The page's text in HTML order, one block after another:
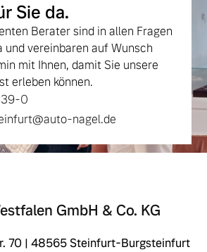
Sie da.
Berater sind in allen Fragen
und vereinbaren auf Wunsch
mit Ihnen, damit Sie unsere
erleben können.
0
nagel.de
GmbH & Co. KG
70 | 48565 Steinfurt-Burgsteinfurt